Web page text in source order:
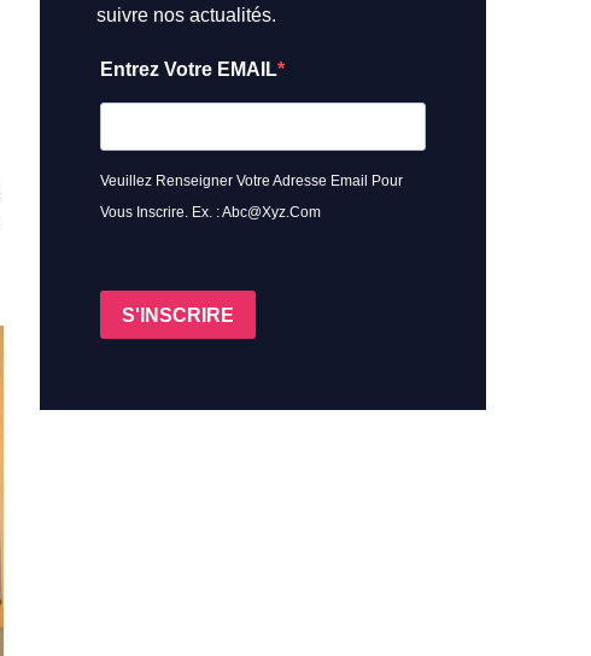
suivre nos actualités.
Entrez Votre EMAIL
Veuillez Renseigner Votre Adresse Email Pour
Vous Inscrire. Ex. : Abc@xyz.com
S'INSCRIRE